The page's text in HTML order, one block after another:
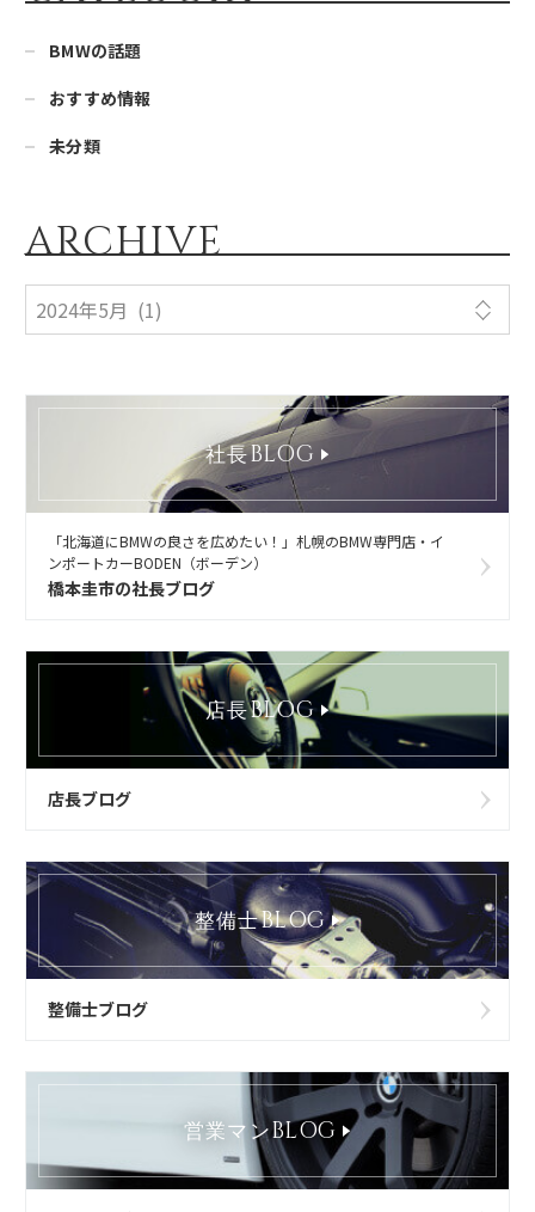
BMWの話題
おすすめ情報
未分類
ARCHIVE
社長BLOG
「北海道にBMWの良さを広めたい！」札幌のBMW専門店・イ
ンポートカーBODEN（ボーデン）
橋本圭市の社長ブログ
店長BLOG
店長ブログ
整備士BLOG
整備士ブログ
営業マンBLOG